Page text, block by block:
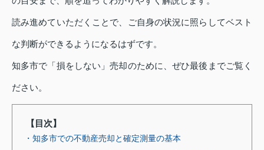
読み進めていただくことで、ご自身の状況に照らしてベスト
な判断ができるようになるはずです。
知多市で「損をしない」売却のために、ぜひ最後までご覧く
ださい。
【目次】
・知多市での不動産売却と確定測量の基本